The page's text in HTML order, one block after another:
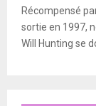
Récompensé
sortie en 1997,
Will Hunting se